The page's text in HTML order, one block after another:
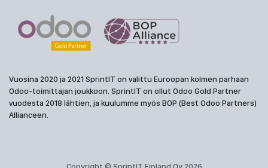
Vuosina 2020 ja 2021 SprintIT on valittu Euroopan kolmen parhaan
Odoo-toimittajan joukkoon. SprintIT on ollut Odoo Gold Partner
vuodesta 2018 lähtien, ja kuulumme myös BOP (Best Odoo Partners)
Allianceen.
Copyright © SprintIT Finland Oy 2026